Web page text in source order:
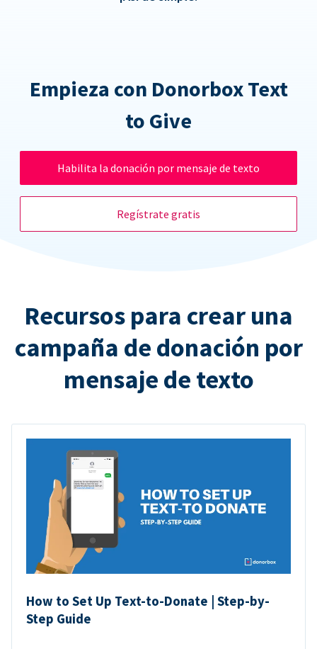
Empieza con Donorbox Text
to Give
Habilita la donación por mensaje de texto
Regístrate gratis
Recursos para crear una
campaña de donación por
mensaje de texto
How to Set Up Text-to-Donate | Step-by-
Step Guide